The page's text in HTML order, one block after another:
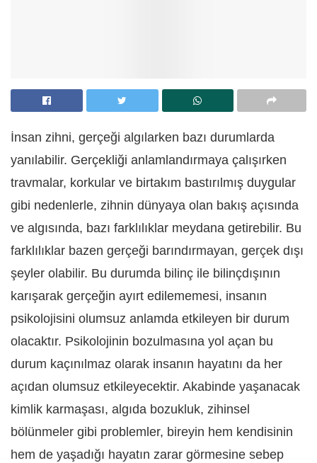
İnsan zihni, gerçeği algılarken bazı durumlarda
yanılabilir. Gerçekliği anlamlandırmaya çalışırken
travmalar, korkular ve birtakım bastırılmış duygular
gibi nedenlerle, zihnin dünyaya olan bakış açısında
ve algısında, bazı farklılıklar meydana getirebilir. Bu
farklılıklar bazen gerçeği barındırmayan, gerçek dışı
şeyler olabilir. Bu durumda bilinç ile bilinçdışının
karışarak gerçeğin ayırt edilememesi, insanın
psikolojisini olumsuz anlamda etkileyen bir durum
olacaktır. Psikolojinin bozulmasına yol açan bu
durum kaçınılmaz olarak insanın hayatını da her
açıdan olumsuz etkileyecektir. Akabinde yaşanacak
kimlik karmaşası, algıda bozukluk, zihinsel
bölünmeler gibi problemler, bireyin hem kendisinin
hem de yaşadığı hayatın zarar görmesine sebep